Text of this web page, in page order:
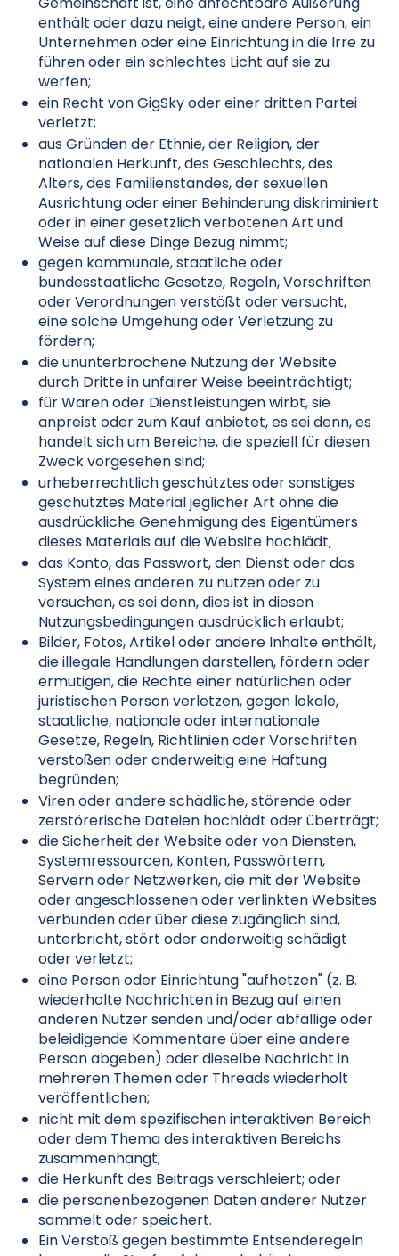
enthält oder dazu neigt, eine andere Person, ein
Unternehmen oder eine Einrichtung in die Irre zu
führen oder ein schlechtes Licht auf sie zu
werfen;
ein Recht von GigSky oder einer dritten Partei
verletzt;
aus Gründen der Ethnie, der Religion, der
nationalen Herkunft, des Geschlechts, des
Alters, des Familienstandes, der sexuellen
Ausrichtung oder einer Behinderung diskriminiert
oder in einer gesetzlich verbotenen Art und
Weise auf diese Dinge Bezug nimmt;
gegen kommunale, staatliche oder
bundesstaatliche Gesetze, Regeln, Vorschriften
oder Verordnungen verstößt oder versucht,
eine solche Umgehung oder Verletzung zu
fördern;
die ununterbrochene Nutzung der Website
durch Dritte in unfairer Weise beeinträchtigt;
für Waren oder Dienstleistungen wirbt, sie
anpreist oder zum Kauf anbietet, es sei denn, es
handelt sich um Bereiche, die speziell für diesen
Zweck vorgesehen sind;
urheberrechtlich geschütztes oder sonstiges
geschütztes Material jeglicher Art ohne die
ausdrückliche Genehmigung des Eigentümers
dieses Materials auf die Website hochlädt;
das Konto, das Passwort, den Dienst oder das
System eines anderen zu nutzen oder zu
versuchen, es sei denn, dies ist in diesen
Nutzungsbedingungen ausdrücklich erlaubt;
Bilder, Fotos, Artikel oder andere Inhalte enthält,
die illegale Handlungen darstellen, fördern oder
ermutigen, die Rechte einer natürlichen oder
juristischen Person verletzen, gegen lokale,
staatliche, nationale oder internationale
Gesetze, Regeln, Richtlinien oder Vorschriften
verstoßen oder anderweitig eine Haftung
begründen;
Viren oder andere schädliche, störende oder
zerstörerische Dateien hochlädt oder überträgt;
die Sicherheit der Website oder von Diensten,
Systemressourcen, Konten, Passwörtern,
Servern oder Netzwerken, die mit der Website
oder angeschlossenen oder verlinkten Websites
verbunden oder über diese zugänglich sind,
unterbricht, stört oder anderweitig schädigt
oder verletzt;
eine Person oder Einrichtung "aufhetzen" (z. B.
wiederholte Nachrichten in Bezug auf einen
anderen Nutzer senden und/oder abfällige oder
beleidigende Kommentare über eine andere
Person abgeben) oder dieselbe Nachricht in
mehreren Themen oder Threads wiederholt
veröffentlichen;
nicht mit dem spezifischen interaktiven Bereich
oder dem Thema des interaktiven Bereichs
zusammenhängt;
die Herkunft des Beitrags verschleiert; oder
die personenbezogenen Daten anderer Nutzer
sammelt oder speichert.
Ein Verstoß gegen bestimmte Entsenderegeln